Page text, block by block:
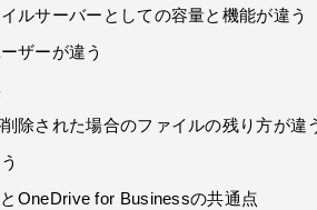
ルサーバーとしての容量と機能が違う
ザーが違う
除された場合のファイルの残り方が違
OneDrive for Businessの共通点